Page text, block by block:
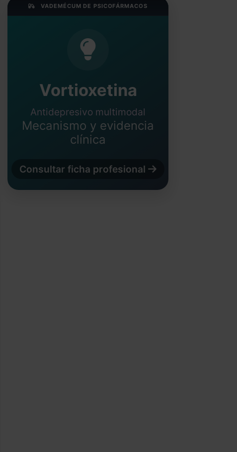
VADEMÉCUM DE PSICOFÁRMACOS
Vortioxetina
Antidepresivo multimodal
Mecanismo y evidencia
clínica
Consultar ficha profesional